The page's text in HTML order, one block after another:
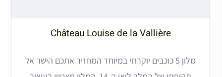
Château Louise de la Vallière
מלון 5 כוכבים יוקרתי במיוחד המחזיר אתכם הישר אל